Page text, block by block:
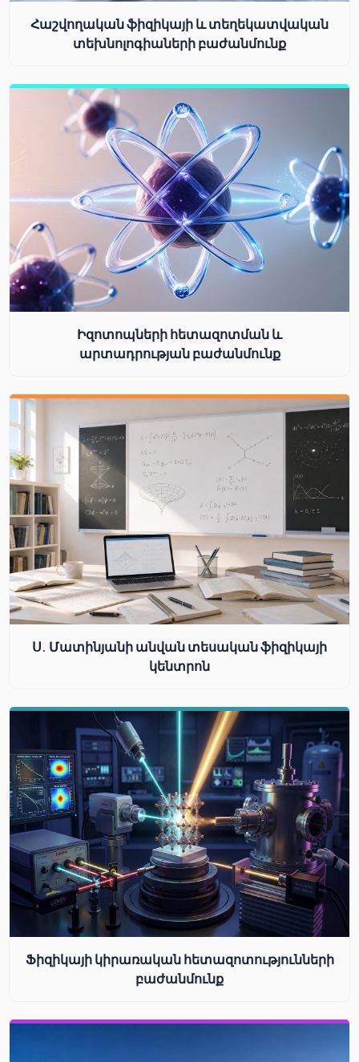
Հաշվողական ֆիզիկայի և տեղեկատվական
տեխնոլոգիաների բաժանմունք
Իզոտոպների հետազոտման և
արտադրության բաժանմունք
Ս. Մատինյանի անվան տեսական ֆիզիկայի
կենտրոն
Ֆիզիկայի կիրառական հետազոտությունների
բաժանմունք